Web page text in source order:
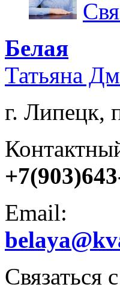
Белая
Татьяна
г. Липецк,
Email:
Связаться